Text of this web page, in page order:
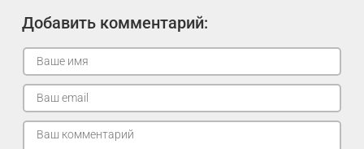
Добавить комментарий: